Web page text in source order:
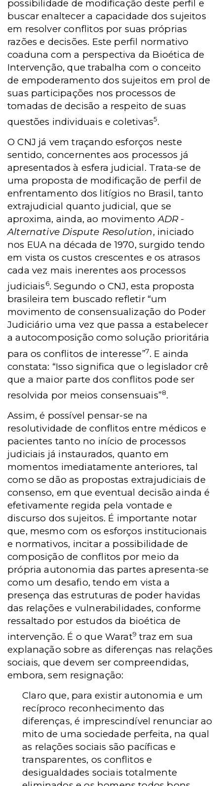
possibilidade de modificação deste perfil e
buscar enaltecer a capacidade dos sujeitos
em resolver conflitos por suas próprias
razões e decisões. Este perfil normativo
coaduna com a perspectiva da Bioética de
Intervenção, que trabalha com o conceito
de empoderamento dos sujeitos em prol de
suas participações nos processos de
tomadas de decisão a respeito de suas
questões individuais e coletivas5.
OCNJ já vem traçando esforços neste
sentido, concernentes aos processos já
apresentados à esfera judicial. Trata-se de
uma proposta de modificação de perfil de
enfrentamento dos litígios no Brasil, tanto
extrajudicial quanto judicial, que se
aproxima, ainda, ao movimentoADR -
Alternative Dispute Resolution, iniciado
nos EUA na década de 1970, surgido tendo
em vista os custos crescentes e os atrasos
cada vez mais inerentes aos processos
judiciais6. Segundo o CNJ, esta proposta
brasileira tem buscado refletir “um
movimento de consensualização do Poder
Judiciário uma vez que passa a estabelecer
a autocomposição como solução prioritária
para os conflitos de interesse”7. E ainda
constata: “Isso significa que o legislador crê
que a maior parte dos conflitos pode ser
resolvida por meios consensuais”8.
Assim, é possível pensar-se na
resolutividade de conflitos entre médicos e
pacientes tanto no início de processos
judiciais já instaurados, quanto em
momentos imediatamente anteriores, tal
como se dão as propostas extrajudiciais de
consenso, em que eventual decisão ainda é
efetivamente regida pela vontade e
discurso dos sujeitos. É importante notar
que, mesmo com os esforços institucionais
e normativos, incitar a possibilidade de
composição de conflitos por meio da
própria autonomia das partes apresenta-se
como um desafio, tendo em vista a
presença das estruturas de poder havidas
das relações e vulnerabilidades, conforme
ressaltado por estudos da bioética de
intervenção. É o que Warat9 traz em sua
explanação sobre as diferenças nas relações
sociais, que devem ser compreendidas,
embora, sem resignação:
Claro que, para existir autonomia e um
recíproco reconhecimento das
diferenças, é imprescindível renunciar ao
mito de uma sociedade perfeita, na qual
as relações sociais são pacíficas e
transparentes, os conflitos e
desigualdades sociais totalmente